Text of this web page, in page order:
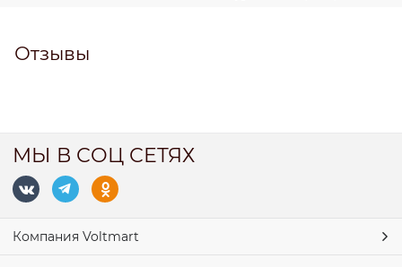
Отзывы
МЫ В СОЦ СЕТЯХ
Компания Voltmart